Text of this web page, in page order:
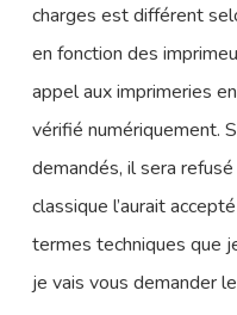
charges est différent
en fonction des
appel aux imprimeries
vérifié numériquement.
demandés, il sera
classique l’aurait
termes techniques que
je vais vous demander